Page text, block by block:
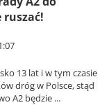
ruszać!
13 lat i w tym czasie
dróg w Polsce, stąd
A2 będzie ...